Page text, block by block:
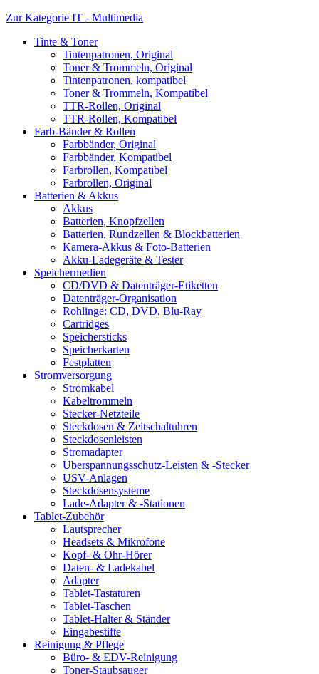
Zur Kategorie IT - Multimedia
Tinte & Toner
Tintenpatronen, Original
Toner & Trommeln, Original
Tintenpatronen, kompatibel
Toner & Trommeln, Kompatibel
TTR-Rollen, Original
TTR-Rollen, Kompatibel
Farb-Bänder & Rollen
Farbbänder, Original
Farbbänder, Kompatibel
Farbrollen, Kompatibel
Farbrollen, Original
Batterien & Akkus
Akkus
Batterien, Knopfzellen
Batterien, Rundzellen & Blockbatterien
Kamera-Akkus & Foto-Batterien
Akku-Ladegeräte & Tester
Speichermedien
CD/DVD & Datenträger-Etiketten
Datenträger-Organisation
Rohlinge: CD, DVD, Blu-Ray
Cartridges
Speichersticks
Speicherkarten
Festplatten
Stromversorgung
Stromkabel
Kabeltrommeln
Stecker-Netzteile
Steckdosen & Zeitschaltuhren
Steckdosenleisten
Stromadapter
Überspannungsschutz-Leisten & -Stecker
USV-Anlagen
Steckdosensysteme
Lade-Adapter & -Stationen
Tablet-Zubehör
Lautsprecher
Headsets & Mikrofone
Kopf- & Ohr-Hörer
Daten- & Ladekabel
Adapter
Tablet-Tastaturen
Tablet-Taschen
Tablet-Halter & Ständer
Eingabestifte
Reinigung & Pflege
Büro- & EDV-Reinigung
Toner-Staubsauger